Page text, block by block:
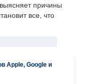
причины
все, что
Apple, Google и